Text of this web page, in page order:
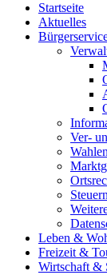
Startseite
Aktuelles
Ver-
Wahlen
Leben &
Freizeit &
Wirtschaft &